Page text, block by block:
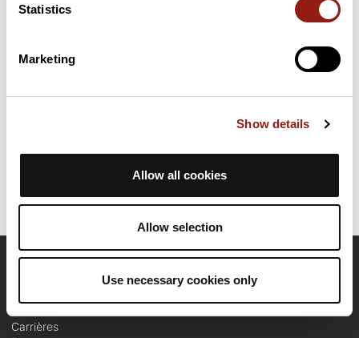
Statistics
Marketing
Show details
Allow all cookies
Allow selection
Use necessary cookies only
Découvrez ce parcours de vélo de 85,6 km à proximité de
Bernin. Ce parcours emprunte 65 km de routes et 20,1 km de
1590m. Prévoyez environ 4 heures et 22 minutes pour réaliser
Date de création du parcours: 19 juin 2022 à 09:42:42.
OpenRunner
Equipe
Carrières